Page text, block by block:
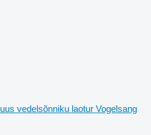
uus vedelsõnniku laotur Vogelsang